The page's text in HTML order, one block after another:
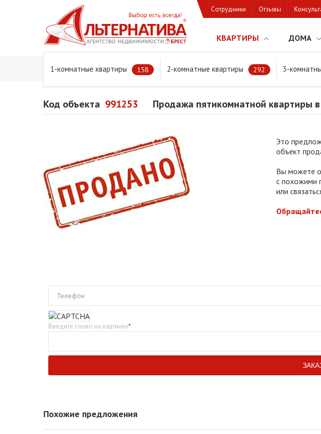
Сотрудники Отзывы
КВАРТИРЫ ДОМА
1-комнатные квартиры 158 2-комнатные квартиры 292 3-
Главная Предложения Квартиры Продажа пятикомнатной квартиры в Бресте, ул.
Код объекта 991253 Продажа пятикомнатной квартиры
Это
объект
Вы можете
с похожими
или
Телефон
Введите слово на картинке*
Похожие предложения